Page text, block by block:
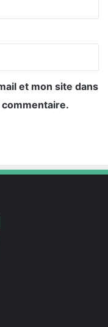
et mon site dans